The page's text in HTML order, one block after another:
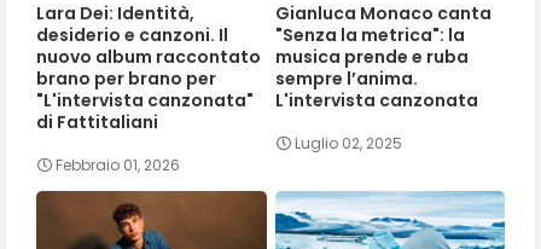
Lara Dei: Identità,
desiderio e canzoni. Il
nuovo album raccontato
brano per brano per
"L'intervista canzonata"
di Fattitaliani
Febbraio 01, 2026
Gianluca Monaco canta
"Senza la metrica": la
musica prende e ruba
sempre l’anima.
L'intervista canzonata
Luglio 02, 2025